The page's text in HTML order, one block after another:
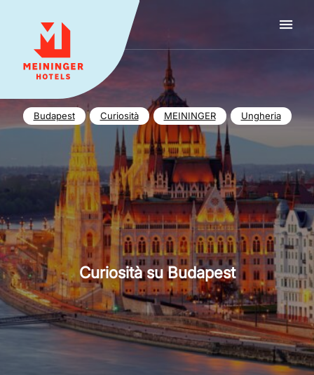
MEININGER HOTELS
Budapest Curiosità MEININGER Ungheria
Curiosità su Budapest